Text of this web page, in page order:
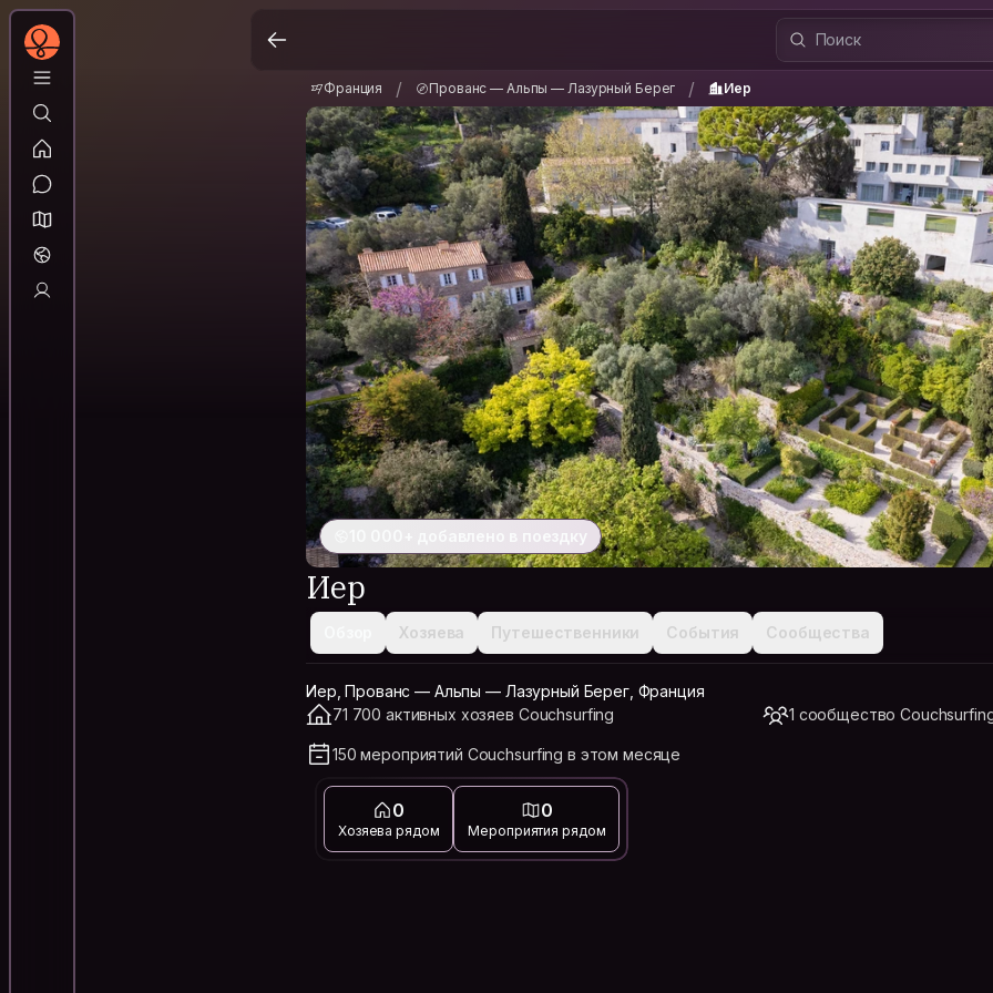
Иер
Франция / Прованс — Альпы — Лазурный Берег / Иер
10 000+ добавлено в поездку
Иер
Хозяева Путешественники События Сообщества
Иер, Прованс — Альпы — Лазурный Берег, Франция
71 700 активных хозяев Couchsurfing
1 сообщество
150 мероприятий Couchsurfing в этом месяце
0
Хозяева рядом
0
Мероприятия рядом